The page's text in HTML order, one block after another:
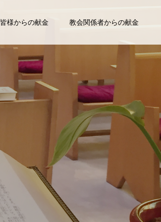
皆様からの献金 教会関係者からの献金